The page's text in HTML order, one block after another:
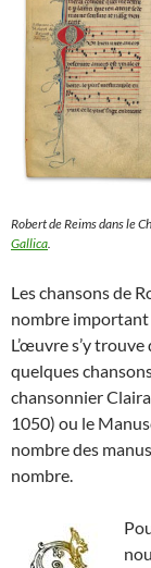
Robert de Reims dans le
Gallica.
Les chansons de
nombre important
L’œuvre s’y
quelques
chansonnier
1050) ou le
nombre des
nombre.